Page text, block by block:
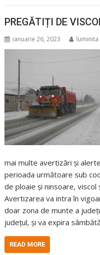
PREGĂTIȚI DE
ianuarie 26, 2023 luminita
mai multe avertizări și
perioada următoare sub
de ploaie și ninsoare, viscol
Avertizarea va intra în
doar zona de munte a
județul, și va expira
READ MORE